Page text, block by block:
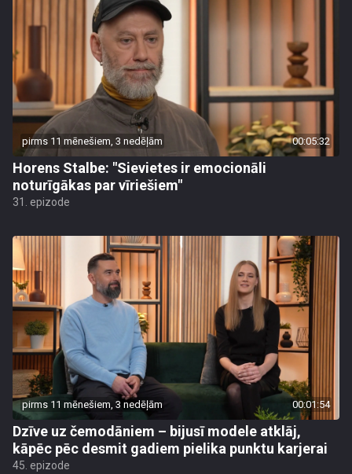
pirms 11 mēnešiem, 3 nedēļām 00:05:32
Horens Stalbe: "Sievietes ir emocionāli
noturīgākas par vīriešiem"
31. epizode
pirms 11 mēnešiem, 3 nedēļām 00:01:54
Dzīve uz čemodāniem – bijusī modele atklāj,
kāpēc pēc desmit gadiem pielika punktu karjerai
45. epizode